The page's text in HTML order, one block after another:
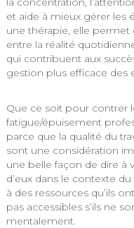
et aide à mieux gérer les
une thérapie, elle
entre la réalité
qui contribuent aux
gestion plus efficace des
Que ce soit pour contrer
fatigue/épuisement
parce que la qualité du
sont une considération
une belle façon de dire à
d’eux dans le contexte
à des ressources qu’ils
pas accessibles s’ils ne
mentalement.